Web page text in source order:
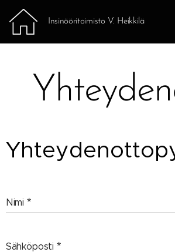
Insinööritoimisto V. Heikkilä
Nimi
Sähköposti